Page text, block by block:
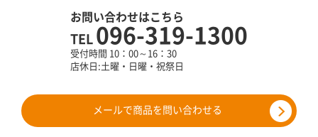
お問い合わせはこちら
TEL 096-319-1300
受付時間 10：00～16：30
店休日:土曜・日曜・祝祭日
メールで商品を問い合わせる